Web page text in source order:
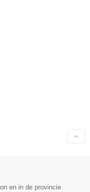
en in de provincie